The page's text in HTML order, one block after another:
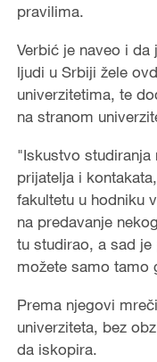
pravilima.
Verbić je naveo i
ljudi u Srbiji žele
univerzitetima, te
na stranom
"Iskustvo
prijatelja i
fakultetu u hodniku
na predavanje
tu studirao, a sad
možete samo tamo
Prema njegovi
univerziteta, bez
da iskopira.